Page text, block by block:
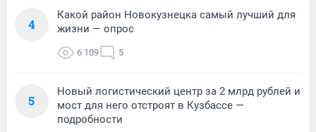
4
Какой район Новокузнецка самый лучший для
жизни — опрос
6 109 5
5
Новый логистический центр за 2 млрд рублей и
мост для него отстроят в Кузбассе —
подробности